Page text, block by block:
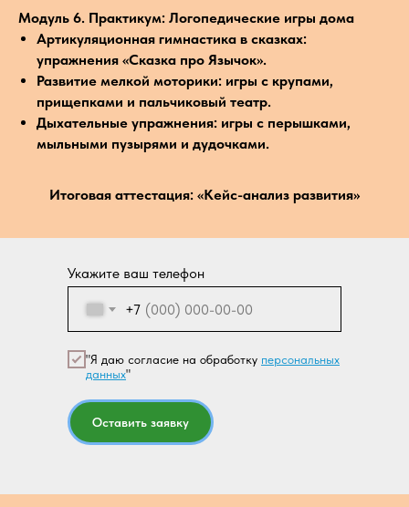
Модуль 6. Практикум: Логопедические игры дома
Артикуляционная гимнастика в сказках:
упражнения «Сказка про Язычок».
Развитие мелкой моторики: игры с крупами,
прищепками и пальчиковый театр.
Дыхательные упражнения: игры с перышками,
мыльными пузырями и дудочками.
Итоговая аттестация: «Кейс-анализ развития»
Укажите ваш телефон
+7
"Я даю согласие на обработку персональных
данных"
Оставить заявку